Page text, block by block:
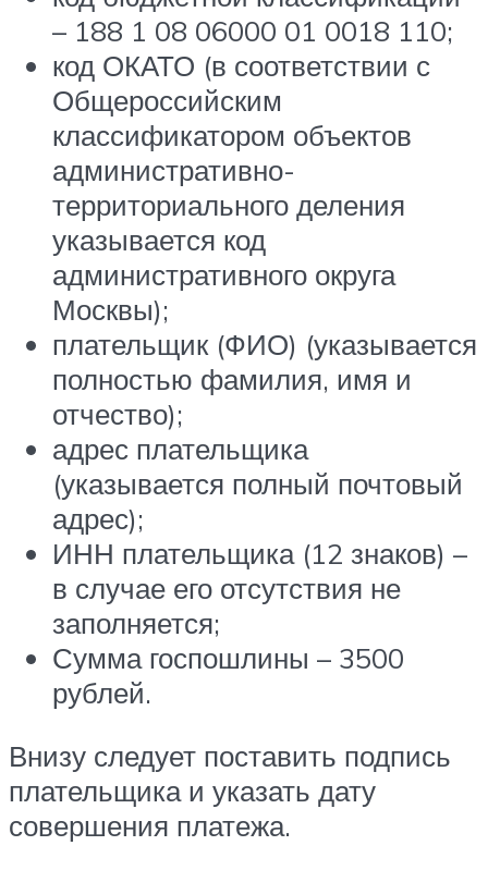
– 188 1 08 06000 01 0018 110;
код ОКАТО (в соответствии с
Общероссийским
классификатором объектов
административно-
территориального деления
указывается код
административного округа
Москвы);
плательщик (ФИО) (указывается
полностью фамилия, имя и
отчество);
адрес плательщика
(указывается полный почтовый
адрес);
ИНН плательщика (12 знаков) –
в случае его отсутствия не
заполняется;
Сумма госпошлины – 3500
рублей.
Внизу следует поставить подпись
плательщика и указать дату
совершения платежа.